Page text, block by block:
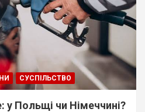
СУСПІЛЬСТВО
Польщі чи Німеччині?